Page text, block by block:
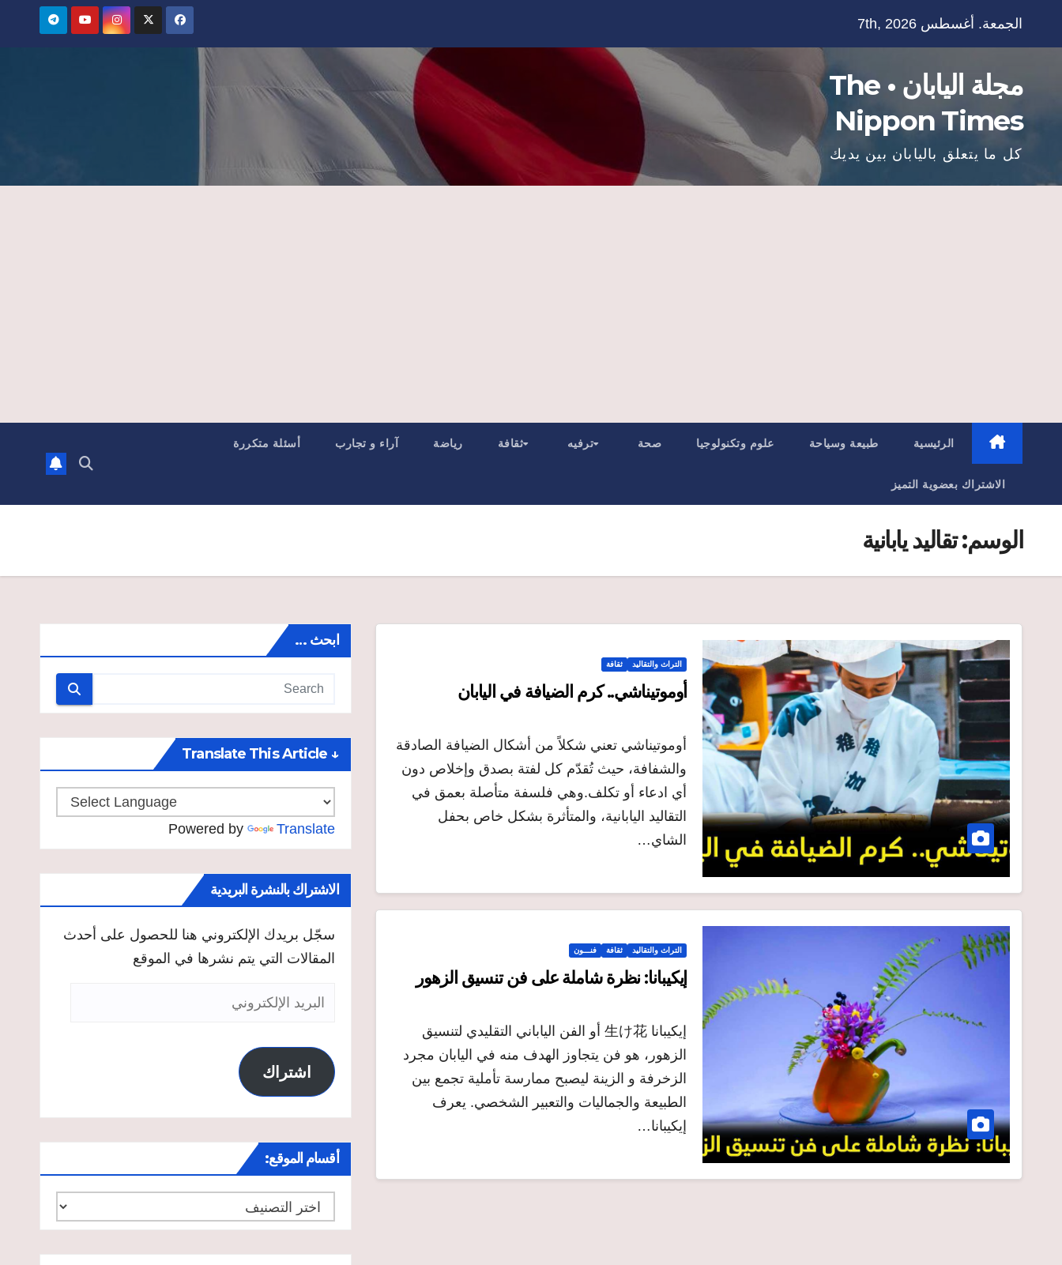
الجمعة. أغسطس 7th, 2026
مجلة اليابان • The
Nippon Times
كل ما يتعلق باليابان بين يديك
الرئيسية طبيعة وسياحة علوم وتكنولوجيا صحة ترفيه ثقافة رياضة آراء و تجارب أسئلة متكررة
الاشتراك بعضوية التميز
الوسم:تقاليد يابانية
التراث والتقاليد ثقافة
أوموتيناشي.. كرم الضيافة في اليابان
أوموتيناشي تعني شكلاً من أشكال الضيافة الصادقة
والشفافة، حيث تُقدّم كل لفتة بصدق وإخلاص دون
أي ادعاء أو تكلف.وهي فلسفة متأصلة بعمق في
التقاليد اليابانية، والمتأثرة بشكل خاص بحفل
الشاي…
التراث والتقاليد ثقافة فنـــون
إيكيبانا: نظرة شاملة على فن تنسيق الزهور
إيكيبانا 生け花 أو الفن الياباني التقليدي لتنسيق
الزهور، هو فن يتجاوز الهدف منه في اليابان مجرد
الزخرفة و الزينة ليصبح ممارسة تأملية تجمع بين
الطبيعة والجماليات والتعبير الشخصي. يعرف
إيكيبانا…
ابحث …
↓ Translate This Article
Powered by Translate
الاشتراك بالنشرة البريدية
سجّل بريدك الإلكتروني هنا للحصول على أحدث
المقالات التي يتم نشرها في الموقع
البريد
اشتراك
أقسام الموقع:
أقسام
الموقع: